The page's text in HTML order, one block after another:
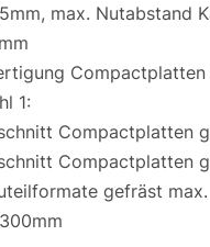
max. Nutabstand
Compactplatten
1:
Compactplatten
Compactplatten
gefräst